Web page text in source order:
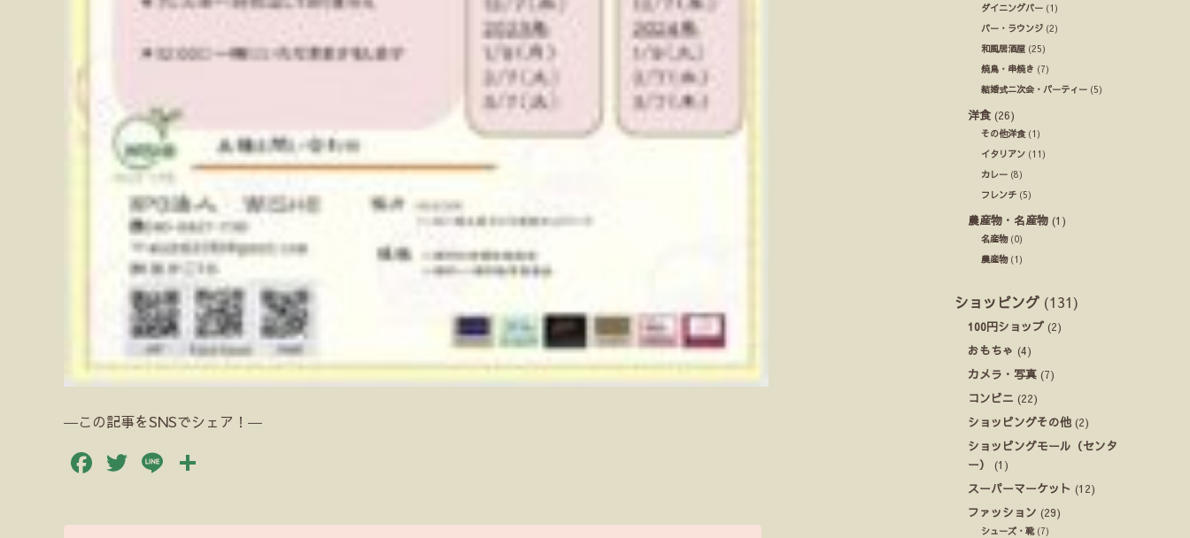
―この記事をSNSでシェア！―
Facebook
Twitter
Line
ダイニングバー (1)
バー・ラウンジ (2)
和風居酒屋 (25)
焼鳥・串焼き (7)
結婚式ニ次会・パーティー (5)
洋食 (26)
その他洋食(1)
イタリアン (11)
カレー (8)
フレンチ (5)
農産物・名産物 (1)
名産物(0)
農産物(1)
ショッピング (131)
100円ショップ (2)
おもちゃ (4)
カメラ・写真 (7)
コンビニ (22)
ショッピングその他 (2)
ショッピングモール（センタ
ー）
(1)
スーパーマーケット (12)
ファッション (29)
シューズ・靴(7)